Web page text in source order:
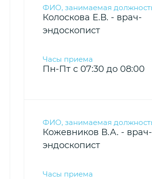
Колоскова Е.В. - врач-
эндоскопист
Пн-Пт с 07:30 до 08:00
Кожевников В.А. - врач-
эндоскопист